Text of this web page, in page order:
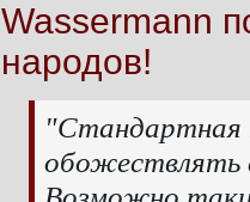
Wassermann
народов!
"Стандартная
обожествлять